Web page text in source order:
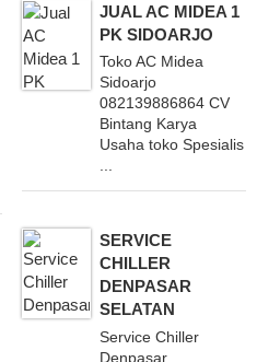
JUAL AC MIDEA 1
PK SIDOARJO
Toko AC Midea
Sidoarjo
082139886864 CV
Bintang Karya
Usaha toko Spesialis
SERVICE
CHILLER
DENPASAR
SELATAN
Service Chiller
Denpasar